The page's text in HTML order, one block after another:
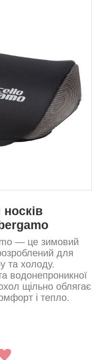
— це зимовий
для
та холоду.
водонепроникної
щільно облягає
і тепло.
Світловідбивні
видимість у
або машинне